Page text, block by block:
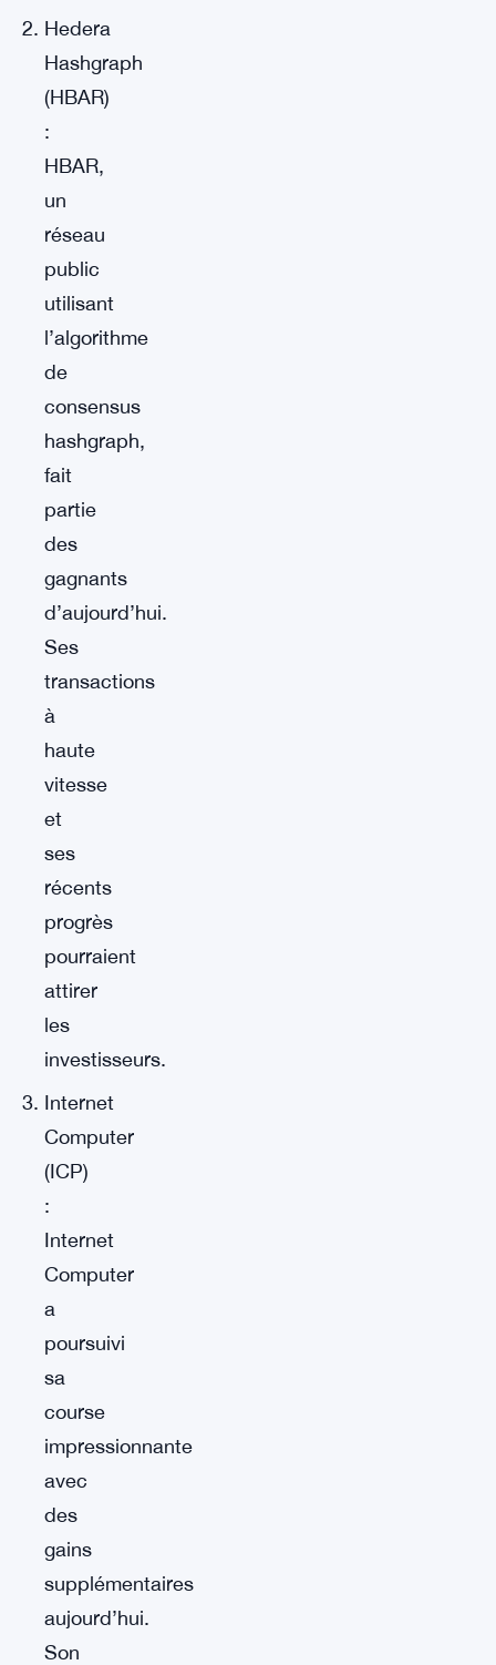
Hedera
Hashgraph
(HBAR)
:
HBAR,
un
réseau
public
utilisant
l’algorithme
de
consensus
hashgraph,
fait
partie
des
gagnants
d’aujourd’hui.
Ses
transactions
à
haute
vitesse
et
ses
récents
progrès
pourraient
attirer
les
investisseurs.
Internet
Computer
(ICP)
:
Internet
Computer
a
poursuivi
sa
course
impressionnante
avec
des
gains
supplémentaires
aujourd’hui.
Son